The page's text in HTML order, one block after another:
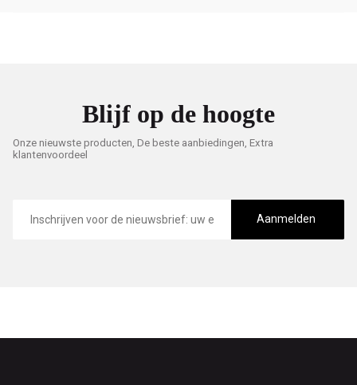
Blijf op de hoogte
Onze nieuwste producten, De beste aanbiedingen, Extra
klantenvoordeel
mailadres
Aanmelden